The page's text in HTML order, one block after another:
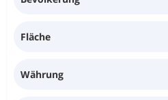
Fläche
Währung